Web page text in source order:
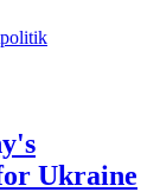
Ukraine